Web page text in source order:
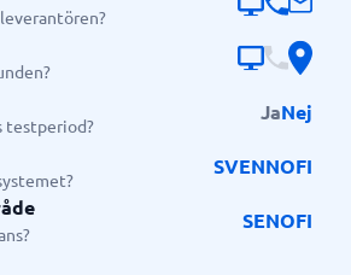
driva en högpresterande och
Viskan blir det enkelt att driva e-
testperiod?
JaNej
SVENNOFI
SENOFI